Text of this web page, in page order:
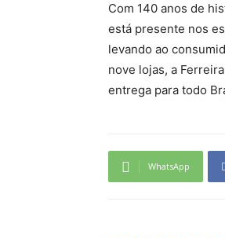
Com 140 anos de
está presente nos
levando ao
nove lojas, a
entrega para todo
WhatsApp